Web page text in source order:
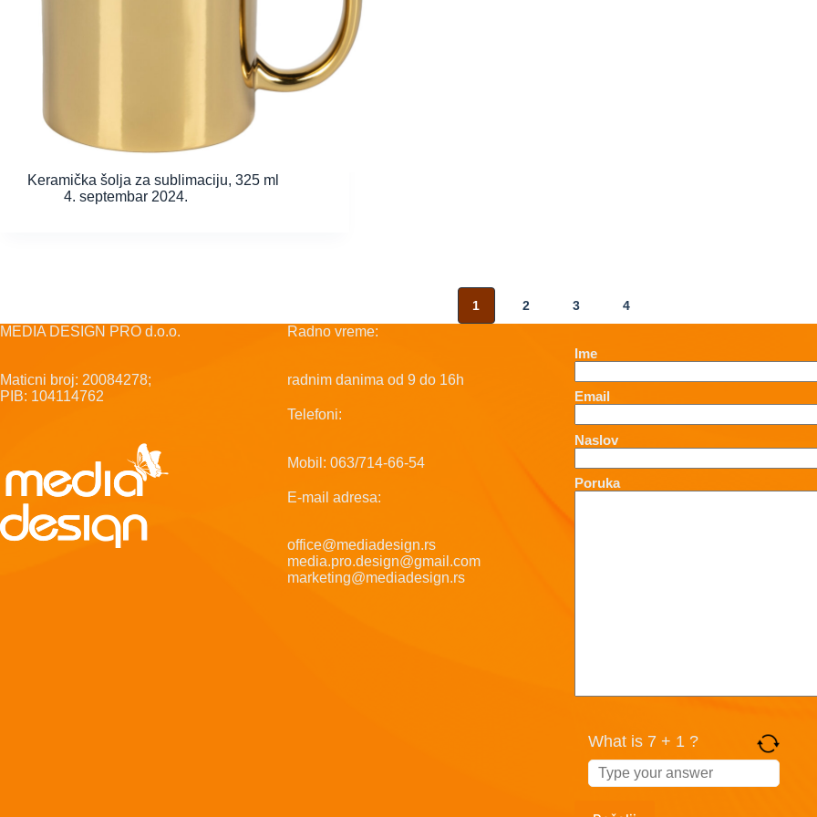
Keramička šolja za sublimaciju, 325 ml
4. septembar 2024.
1 2 3 4
MEDIA DESIGN PRO d.o.o.
Maticni broj: 20084278;
PIB: 104114762
Radno vreme:
radnim danima od 9 do 16h
Telefoni:
Mobil: 063/714-66-54
E-mail adresa:
office@mediadesign.rs
media.pro.design@gmail.com
marketing@mediadesign.rs
Ime
Email
Naslov
Poruka
What is 7 + 1 ?
Answer
for
7